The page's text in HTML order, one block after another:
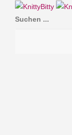
Suchen ...